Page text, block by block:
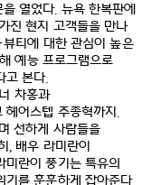
을 열었다. 뉴욕 한복판에
진 현지 고객들을 만나
뷰티에 대한 관심이 높은
예능 프로그램으로
고 본다.
차홍과
헤어스텝 주종혁까지
선하게 사람들을
, 배우 라미란이
미란이 풍기는 특유의
기를 훈훈하게 잡아준다.